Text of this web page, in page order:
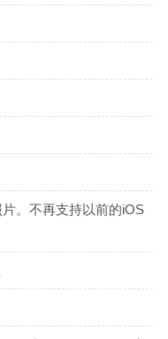
。不再支持以前的iOS